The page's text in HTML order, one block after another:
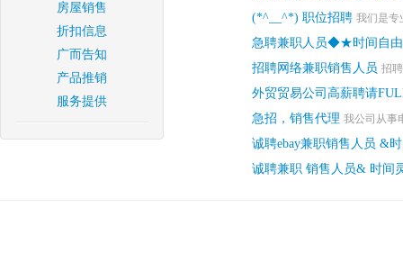
房屋销售
折扣信息
广而告知
产品推销
服务提供
(*^__^*) 职位招聘 我们是专
急聘兼职人员◆★时间自
招聘网络兼职销售人员 招
外贸贸易公司高薪聘请
急招，销售代理 我公司从事
诚聘ebay兼职销售人员 &
诚聘兼职 销售人员& 时间